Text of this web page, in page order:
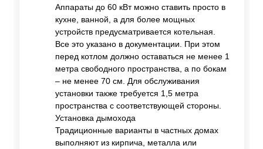
Аппараты до 60 кВт можно ставить просто в
кухне, ванной, а для более мощных
устройств предусматривается котельная.
Все это указано в документации. При этом
перед котлом должно оставаться не менее 1
метра свободного пространства, а по бокам
– не менее 70 см. Для обслуживания
установки также требуется 1,5 метра
пространства с соответствующей стороны.
Установка дымохода
Традиционные варианты в частных домах
выполняют из кирпича, металла или